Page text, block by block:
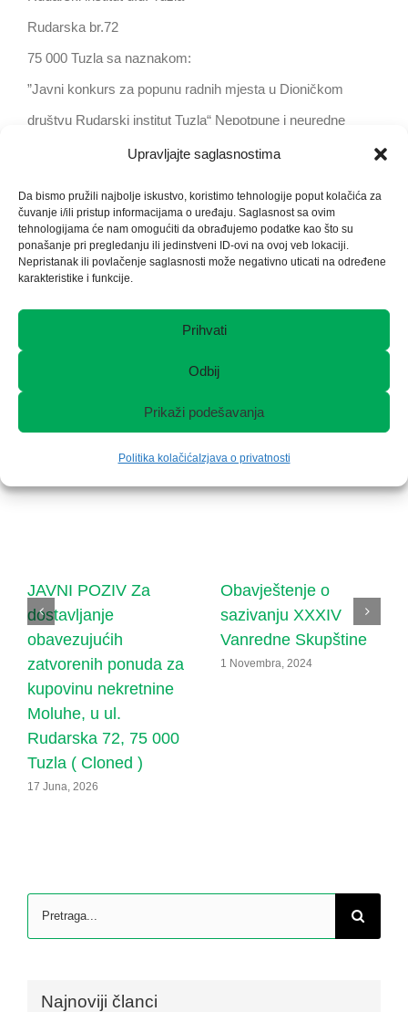
Upravljajte saglasnostima
Da bismo pružili najbolje iskustvo, koristimo tehnologije poput kolačića za
čuvanje i/ili pristup informacijama o uređaju. Saglasnost sa ovim
tehnologijama će nam omogućiti da obrađujemo podatke kao što su
ponašanje pri pregledanju ili jedinstveni ID-ovi na ovoj veb lokaciji.
Nepristanak ili povlačenje saglasnosti može negativno uticati na određene
karakteristike i funkcije.
Prihvati
Odbij
Prikaži podešavanja
Politika kolačićaIzjava o privatnosti
Rudarska br.72
75 000 Tuzla sa naznakom:
”Javni konkurs za popunu radnih mjesta u Dioničkom
društvu Rudarski institut Tuzla“ Nepotpune i neuredne
prijave, neće se uzeti u razmatranje.
DIREKTOR
_________________________
dr.sc.Eldar Pirić, dipl.inž.maš.
JAVNI POZIV Za
dostavljanje
obavezujućih
zatvorenih ponuda za
kupovinu nekretnine
Moluhe, u ul.
Rudarska 72, 75 000
Tuzla ( Cloned )
17 Juna, 2026
Obavještenje o
sazivanju XXXIV
Vanredne Skupštine
1 Novembra, 2024
Search
for:
Najnoviji članci